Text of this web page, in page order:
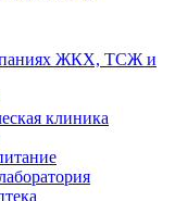
ЖКХ, ТСЖ и
клиника